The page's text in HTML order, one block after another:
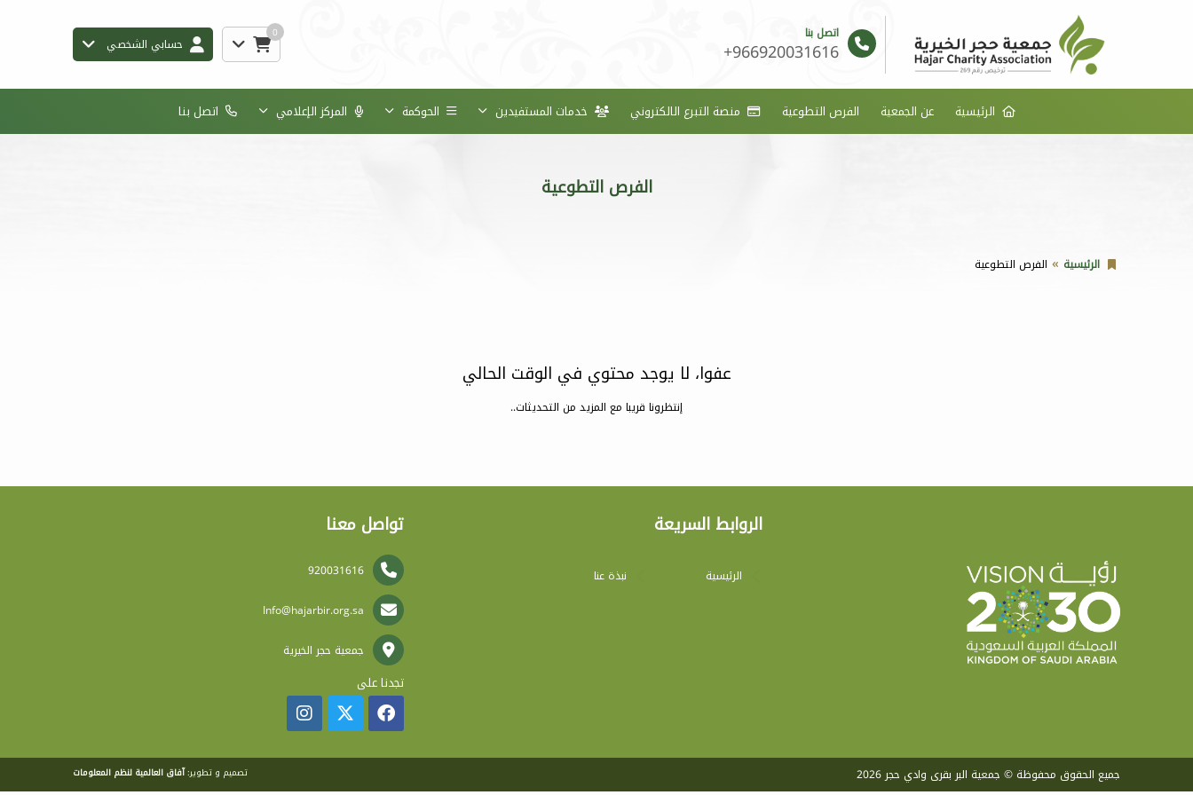
اتصل بنا
+966920031616
0
حسابي الشخصي
الرئيسية عن الجمعية الفرص التطوعية منصة التبرع الالكتروني خدمات المستفيدين الحوكمة المركز الإعلامي اتصل بنا
الفرص التطوعية
الرئيسية الفرص التطوعية
عفوا، لا يوجد محتوي في الوقت الحالي
إنتظرونا قريبا مع المزيد من التحديثات..
الروابط السريعة
الرئيسية نبذة عنا
تواصل معنا
920031616
Info@hajarbir.org.sa
جمعية حجر الخيرية
تجدنا على
جميع الحقوق محفوظة © جمعية البر بقرى وادي حجر 2026 تصميم و تطوير:آفاق العالمية لنظم المعلومات